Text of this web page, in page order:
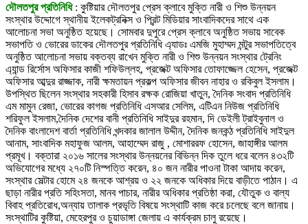
দৌলতপুর প্রতিনিধি : কুষ্টিয়ার দৌলতপুর প্রেস ক্লাবে মুক্তি নারী ও শিশু উন্নয়ন
সংস্থার উদ্দোগে স্থানীয় ইলেকট্রনিক্স ও প্রিন্ট মিডিয়ার সাংবাদিকদের সাথে এক
আলোচনা সভা অনুষ্ঠিত হয়েছে। সোমবার দুপুরে প্রেস ক্লাবে অনুষ্ঠিত সভায় সাবেক
সভাপতি ও ভোরের ডাকের দৌলতপুর প্রতিনিধি এ্যাডঃ এমজি মুহাম্মদ মন্টুর সভাপতিত্বে
অনুষ্ঠিত আলোচনা সভায় বক্তব্য রাখেন মুক্তি নারী ও শিশু উন্নয়ন সংস্থার ট্রেনিং
এ্যান্ড রির্সোস অফিসার কাজী শফিউল্লহ, প্রজেক্ট অফিসার তোফাজ্জেল হেসেন, প্রজেক্ট
অফিসার আব্দুর রাজ্জাক, নারী ক্ষমতায়ন প্রকল্প অফিসার জীবন নাহার ও রকিবুল ইসলাম।
উপস্থিত ছিলেন সংস্থার সহকারী হিসাব রক্ষক রোজিয়া খাতুন, দৈনিক সংবাদ প্রতিনিধি
এম মামুন রেজা, ভোরের কাগজ প্রতিনিধি এসআর সেলিম, এটিএন নিউজ প্রতিনিধি
শরিফুল ইসলাম,দৈনিক দেশের বানী প্রতিনিধি সাইদুর রহমান, দি ডেইলী ট্রাইবুনাল ও
দৈনিক বাংলাদেশ বার্তা প্রতিনিধি খন্দকার জালাল উদ্দীন, দৈনিক জনকন্ঠ প্রতিনিধি সাইদুল
আনাম, সাংবাদিক মহাফুজ আলম, আহাম্মেদ রাজু , মোশাররফ হোসেন, জাহাঙ্গীর আলম
প্রমূখ। বক্তারা ২০১৬ সালের সংস্থার উন্নয়নের বিভিন্ন দিক তুলে ধরে বলেন ৪৩২টি
অভিযোগের মধ্যে ২৭০টি নিস্পত্তি করেন, ৪০ জন নারীর পাওনা টাকা আদায় করেন,
সংস্থার সেল্টার হোমে ২৪ জনকে আশ্রয় ও ২২ জনকে অধিকার দিয়ে বাড়ীতে পাঠান। এ
ছাড়া নারীর প্রতি সহিংসতা, মানব পাচার, নারীর অধিকার প্রতিষ্ঠা করা, যৌতুক ও বাল্য
বিবাহ প্রতিরোধ,অন্যায় তালাক প্রভৃতি বিষয়ে সংস্থাটি কাজ করে চলেছে বলে জানায়।
সংস্থাটির কুষ্টিয়া, মেহেরপুর ও চুয়াডাঙ্গা জেলায় এ কার্যক্রম চালু রয়েছে।